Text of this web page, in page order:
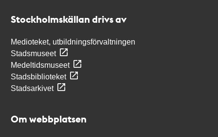
Stockholmskällan drivs av
Medioteket, utbildningsförvaltningen
Stadsmuseet
Medeltidsmuseet
Stadsbiblioteket
Stadsarkivet
Om webbplatsen